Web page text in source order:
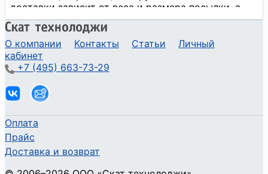
О компании Контакты Статьи
Личный
кабинет
+7 (495) 663-73-29
Оплата
Прайс
Доставка и возврат